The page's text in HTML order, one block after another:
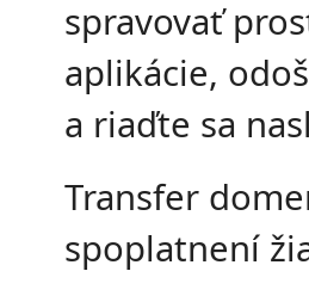
spravovať
aplikácie,
a riaďte sa
Transfer
spoplatnení